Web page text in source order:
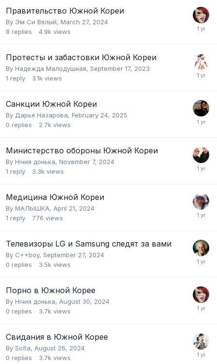
Правительство Южной Кореи
By Эм Си Вялый, March 27, 2024
8 replies 4.9k views
Протесты и забастовки Южной Кореи
By Надежда Малодушная, September 17, 2023
1 reply 3.1k views
Санкции Южной Кореи
By Дарья Назарова, February 24, 2025
0 replies 2.7k views
Министерство обороны Южной Кореи
By Нічия донька, November 7, 2024
1 reply 3.3k views
Медицина Южной Кореи
By МАЛЫШКА, April 21, 2024
1 reply 776 views
Телевизоры LG и Samsung следят за вами
By C++boy, September 27, 2024
0 replies 3.5k views
Порно в Южной Корее
By Нічия донька, August 30, 2024
0 replies 3.7k views
Свидания в Южной Корее
By Sofia, August 26, 2024
0 replies 3.7k views